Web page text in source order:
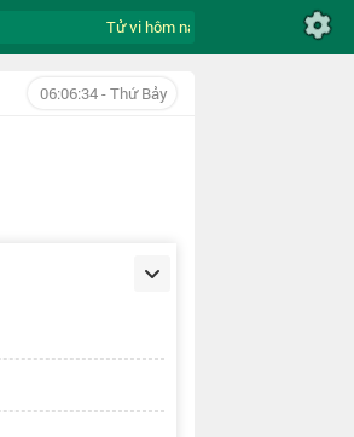
Tử vi hôm nay ngày 8/8/2026 của 12
06:06:35- Thứ Bảy